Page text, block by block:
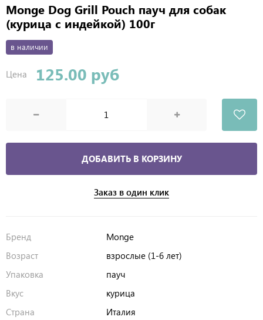
Monge Dog Grill Pouch пауч для собак
(курица с индейкой) 100г
в наличии
Цена 125.00 руб
ДОБАВИТЬ В КОРЗИНУ
Заказ в один клик
Бренд
Monge
Возраст
взрослые (1-6 лет)
Упаковка
пауч
Вкус
курица
Страна
Италия